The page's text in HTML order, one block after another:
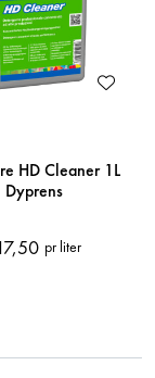
HD Cleaner 1L
Dyprens
pr liter